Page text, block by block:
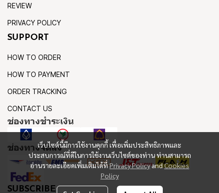
เว็บไซต์นี้มีการใช้งานคุกกี้ เพื่อเพิ่มประสิทธิภาพและ
ประสบการณ์ที่ดีในการใช้งานเว็บไซต์ของท่าน ท่านสามารถ
อ่านรายละเอียดเพิ่มเติมได้ที่Privacy PolicyandCookies
Policy
REVIEW
PRIVACY POLICY
SUPPORT
HOW TO ORDER
HOW TO PAYMENT
ORDER TRACKING
CONTACT US
ช่องทางชำระเงิน
ช่องทางจัดส่ง
SUBSCRIBE